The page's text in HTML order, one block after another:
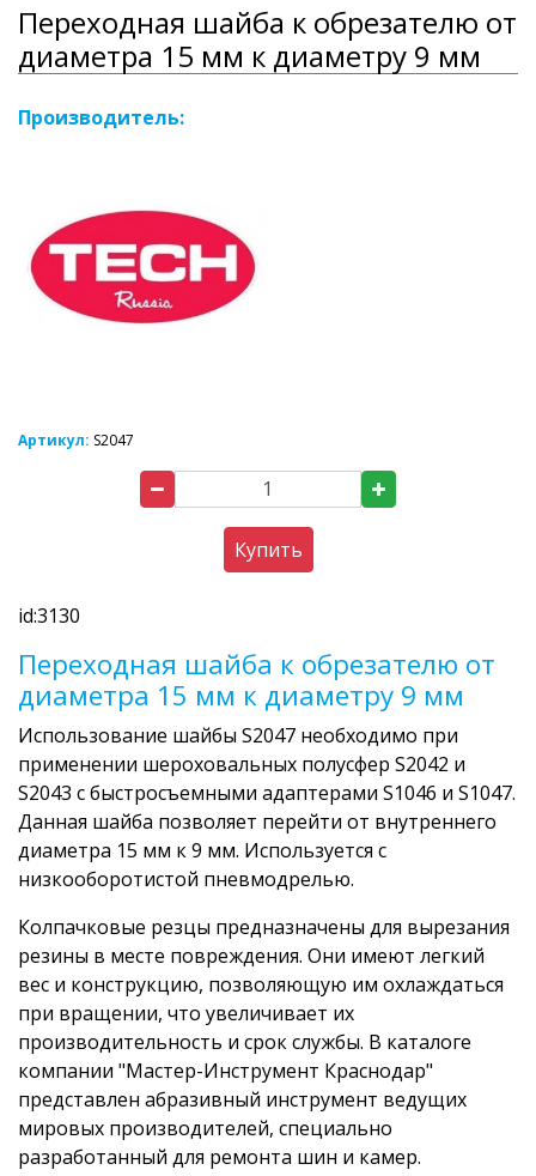
Переходная шайба к обрезателю от
диаметра 15 мм к диаметру 9 мм
Производитель:
Артикул: S2047
Купить
id:3130
Переходная шайба к обрезателю от
диаметра 15 мм к диаметру 9 мм
Использование шайбы S2047 необходимо при
применении шероховальных полусфер S2042 и
S2043 с быстросъемными адаптерами S1046 и S1047.
Данная шайба позволяет перейти от внутреннего
диаметра 15 мм к 9 мм. Используется с
низкооборотистой пневмодрелью.
Колпачковые резцы предназначены для вырезания
резины в месте повреждения. Они имеют легкий
вес и конструкцию, позволяющую им охлаждаться
при вращении, что увеличивает их
производительность и срок службы. В каталоге
компании "Мастер-Инструмент Краснодар"
представлен абразивный инструмент ведущих
мировых производителей, специально
разработанный для ремонта шин и камер.